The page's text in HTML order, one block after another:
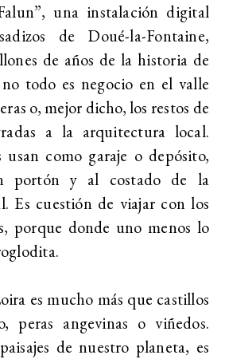
una instalación digital
de Doué-la-Fontaine,
de años de la historia de
no todo es negocio en el valle
o, mejor dicho, los restos de
a la arquitectura local.
usan como garaje o depósito,
portón y al costado de la
Es cuestión de viajar con los
porque donde uno menos lo
es mucho más que castillos
peras angevinas o viñedos.
de nuestro planeta, es